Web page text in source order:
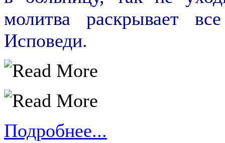
молитва раскрывает
Исповеди.
Подробнее...